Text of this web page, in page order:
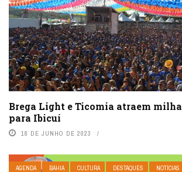
Brega Light e Ticomia atraem
para Ibicuí
18 DE JUNHO DE 2023
AGENDA BAHIA CULTURA DESTAQUES NOTÍCIAS